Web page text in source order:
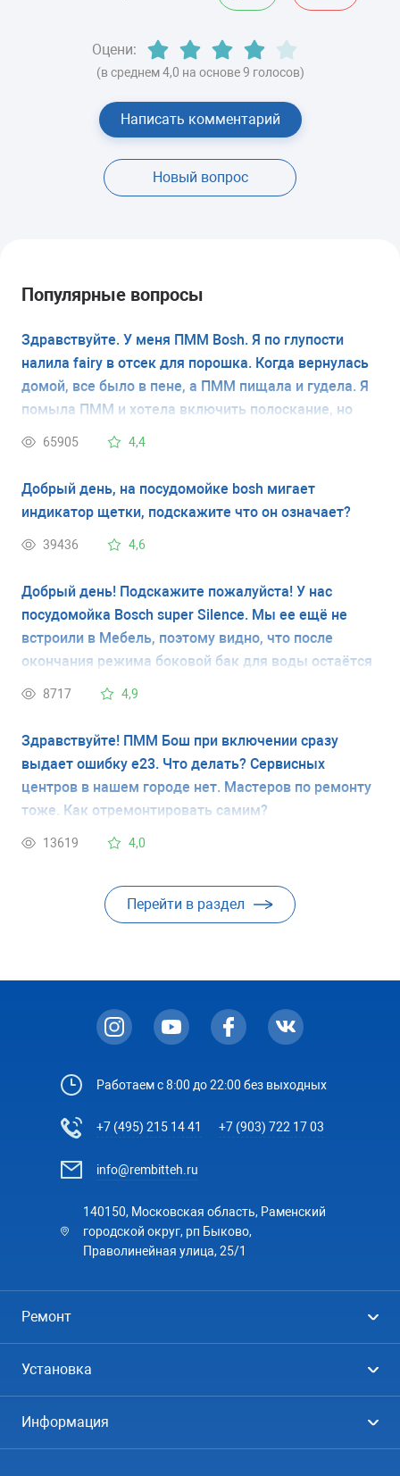
Оцени:
(в среднем 4,0 на основе 9 голосов)
Написать комментарий
Новый вопрос
Популярные вопросы
Здравствуйте. У меня ПММ Bosh. Я по глупости
налила fairy в отсек для порошка. Когда вернулась
домой, все было в пене, а ПММ пищала и гудела. Я
помыла ПММ и хотела включить полоскание, но
она очень сильно трещит даже в выключенном
уже третий день, а сама ПММ не работает. Можно
ли оживить Ее самостоятельно ?
65905 4,4
Добрый день, на посудомойке bosh мигает
индикатор щетки, подскажите что он означает?
39436 4,6
Добрый день! Подскажите пожалуйста! У нас
посудомойка Bosch super Silence. Мы ее ещё не
встроили в Мебель, поэтому видно, что после
окончания режима боковой бак для воды остаётся
полон. Вода оттуда не сливается. Это нормальное
8717 4,9
Здравствуйте! ПММ Бош при включении сразу
выдает ошибку е23. Что делать? Сервисных
центров в нашем городе нет. Мастеров по ремонту
тоже. Как отремонтировать самим?
13619 4,0
Перейти в раздел
Работаем с 8:00 до 22:00 без выходных
+7 (495) 215 14 41 +7 (903) 722 17 03
info@rembitteh.ru
140150, Московская область, Раменский
городской округ, рп Быково,
Праволинейная улица, 25/1
Ремонт
Посудомоечные машины
Установка
Информация